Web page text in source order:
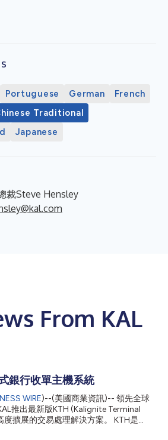
Portuguese German
French
Traditional
Japanese
裁Steve Hensley
From KAL
銀行收單主機系統
WIRE)--(美國商業資訊)-- 領先全球
推出最新版KTH (Kalignite Terminal
擴展的交易處理解決方案。 KTH是